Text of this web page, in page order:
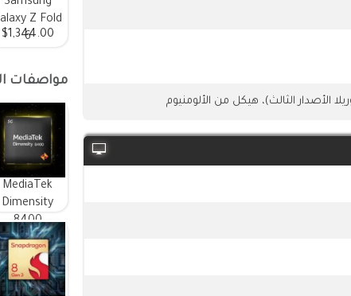
الأصدار الثالث)، هيكل من الألومنيوم
Z Fold
6
$1,344.00
مواصفات
MediaTek
Dimensity
8400